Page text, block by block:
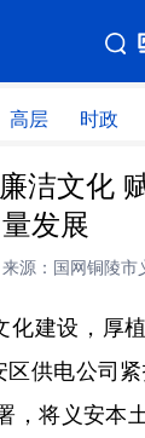
高层 时政
网站地图
时政
全球连线
量子
健康
洁文化
量发展
来源：国网铜陵市
建设，厚植
供电公司
，将义安本